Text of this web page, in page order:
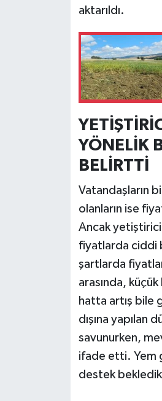
aktarıldı.
YÖNELİK
BELİRTTİ
Vatandaşların
olanların ise
Ancak
fiyatlarda ciddi
şartlarda
arasında,
hatta artış bile
dışına yapılan
savunurken,
ifade etti. Yem
destek